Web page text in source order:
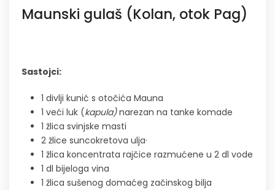
Maunski gulaš (Kolan, otok Pag)
Sastojci:
1 divlji kunić s otočića Mauna
1 veći luk (kapula)narezan na tanke komade
1 žlica svinjske masti
2 žlice suncokretova ulja·
1 žlica koncentrata rajčice razmućene u 2 dl vode
1 dl bijeloga vina
1 žlica sušenog domaćeg začinskog bilja